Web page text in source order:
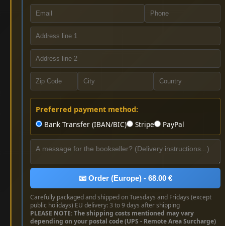
Preferred payment method:
Bank Transfer (IBAN/BIC)
Stripe PayPal
📧 Order (Europe) - 68.00 €
Carefully packaged and shipped on Tuesdays and Fridays (except
public holidays) EU delivery: 3 to 9 days after shipping
PLEASE NOTE: The shipping costs mentioned may vary
depending on your postal code (UPS - Remote Area Surcharge)